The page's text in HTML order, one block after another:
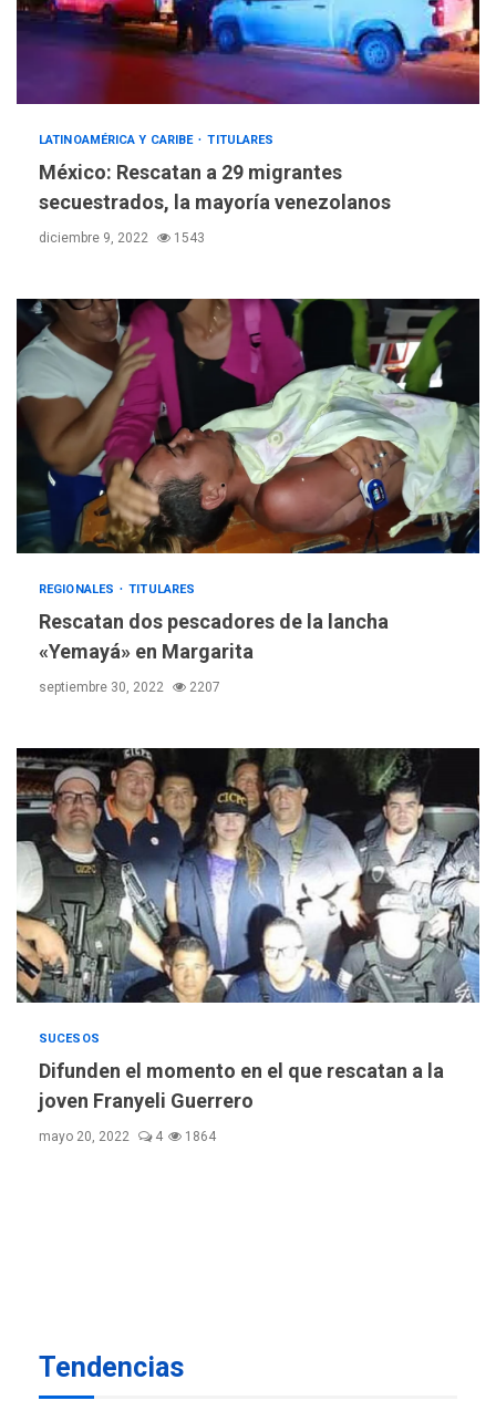
LATINOAMÉRICA Y CARIBE TITULARES
México: Rescatan a 29 migrantes
secuestrados, la mayoría venezolanos
diciembre 9, 2022 1543
REGIONALES TITULARES
Rescatan dos pescadores de la lancha
«Yemayá» en Margarita
septiembre 30, 2022 2207
SUCESOS
Difunden el momento en el que rescatan a la
joven Franyeli Guerrero
mayo 20, 2022 4 1864
Tendencias
3
REGIONALES ÚLTIMA HORA
Funsone benefició a 46
personas con la entrega de
lentes correctivos
La falta de agua pueden
llevar a problemas
sanitarios y asumirse como
5
REGIONALES ÚLTIMA HORA
Alcaldía de Mariño climatiza
Núcleo del Sistema de
Orquestas Porlamar
6
POLÍTICA
TITULARES
ÚLTIMA HORA
Presidenta Encargada
evalúa financiamiento obras
post-sismos
Atentado con drones
explosivos deja un policía
muerto